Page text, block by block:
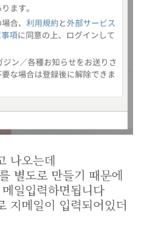
나오는데
별도로 만들기 때문에
일입력하면됩니다
지메일이 입력되어있더